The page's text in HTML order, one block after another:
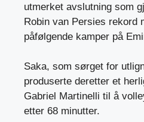
utmerket avslutning som
Robin van Persies rekord
påfølgende kamper på
Saka, som sørget for
produserte deretter et
Gabriel Martinelli til å
etter 68 minutter.